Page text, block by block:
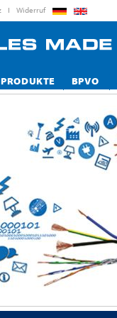
Widerruf
PRODUKTE BPVO